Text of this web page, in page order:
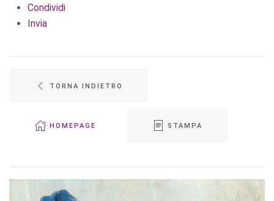
Condividi
Invia
TORNA INDIETRO
HOMEPAGE STAMPA